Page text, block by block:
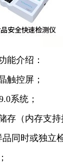
能介绍：
触控屏；
系统；
存（内存支持
同时或独立